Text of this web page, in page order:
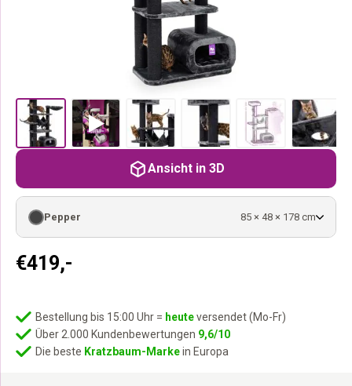
€419,-
Pepper 85 × 48 × 178 cm
Bestellung bis 15:00 Uhr = heuteversendet (Mo-Fr)
Über 2.000 Kundenbewertungen 9,6/10
Die beste Kratzbaum-Markein Europa
Ansicht in 3D